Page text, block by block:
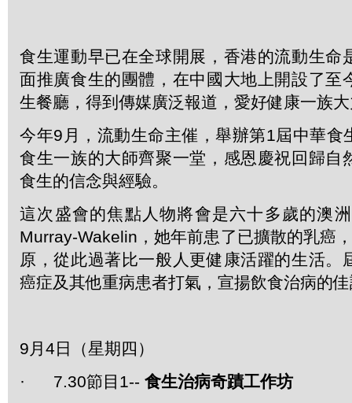
食生運動早已在全球開展，香港的流動生命
面推廣食生的團體，在中國大地上開設了至
生餐廳，得到傳媒廣泛報道，愛好健康一族
今年9月，流動生命主催，舉辦第1屆中華食
食生一族的大師齊聚一堂，感恩慶祝回歸自
食生的信念與經驗。
這次盛會的焦點人物將會是六十多歲的澳
Murray-Wakelin，她年前患了已擴散的乳癌
原，從此過著比一般人更健康活躍的生活。
癌症及其他重病患者打氣，宣揚飲食治病的
9月4日（星期四）
· 7.30節目1-- 食生治病奇蹟工作坊